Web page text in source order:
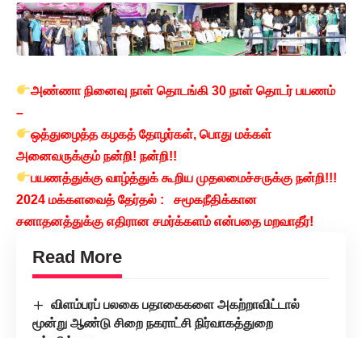
அண்ணா நினைவு நாள் தொடங்கி 30 நாள் தொடர் பயணம்
–
ஒத்துழைத்த கழகத் தோழர்கள், பொது மக்கள்
அனைவருக்கும் நன்றி! நன்றி!!
பயணத்துக்கு வாழ்த்துக் கூறிய முதலமைச்சருக்கு நன்றி!!!
2024 மக்களவைத் தேர்தல் : சமூகநீதிக்கான
சனாதனத்துக்கு எதிரான சமர்க்களம் என்பதை மறவாதீர்!
Read More
விளம்பரப் பலகை பதாகைகளை அகற்றாவிட்டால்
மூன்று ஆண்டு சிறை நகராட்சி நிர்வாகத்துறை